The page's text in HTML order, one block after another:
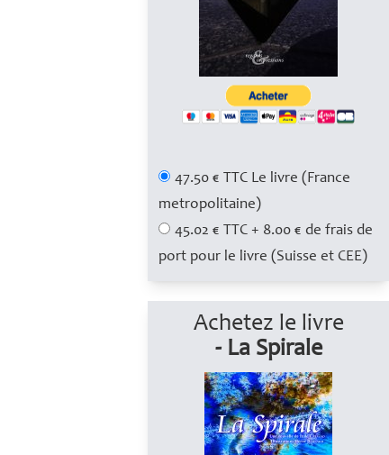
47.50 € TTC Le livre (France
metropolitaine)
45.02 € TTC + 8.00 € de frais de
port pour le livre (Suisse et CEE)
Achetez le livre
- La Spirale